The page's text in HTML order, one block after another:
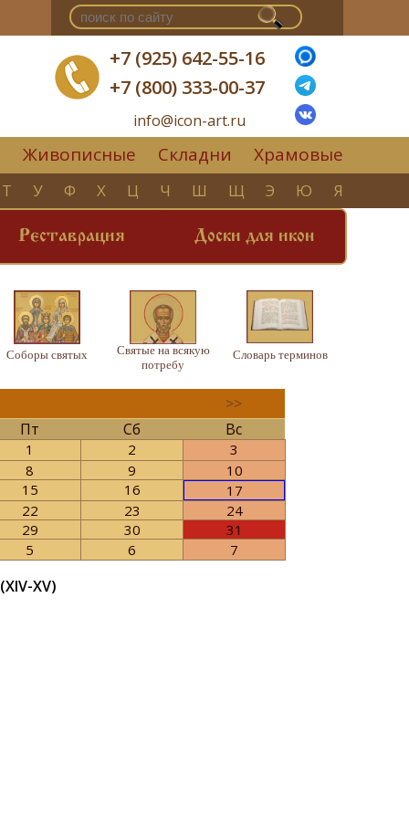
+7 (925) 642-55-16
+7 (800) 333-00-37
info@icon-art.ru
Живописные Складни Храмовые
Т У Ф Х Ц Ч Ш Щ Э Ю Я
Реставрация Доски для икон
Соборы святых
Святые на всякую
потребу
Словарь терминов
>>
Пт Сб Вс
1 2
3
8 9
10
15 16
17
22 23
24
29 30
31
5 6 7
XV)